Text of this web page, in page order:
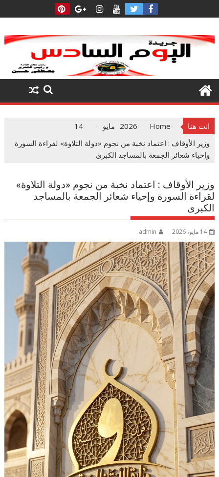
to
انت هنا Home
2026 مايو
14
وزير الأوقاف : اعتماد نخبة من نجوم «دولة التلاوة» لقراءة السورة
وإحياء شعائر الجمعة بالمساجد الكبرى
وزير الأوقاف : اعتماد نخبة من نجوم «دولة التلاوة»
لقراءة السورة وإحياء شعائر الجمعة بالمساجد
الكبرى
14 مايو، 2026 admin